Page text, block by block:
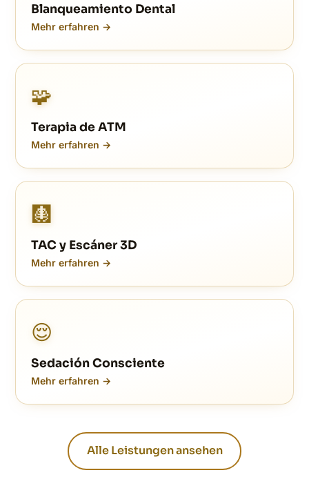
Blanqueamiento Dental
Mehr erfahren →
🧩
Terapia de ATM
Mehr erfahren →
🩻
TAC y Escáner 3D
Mehr erfahren →
😌
Sedación Consciente
Mehr erfahren →
Alle Leistungen ansehen